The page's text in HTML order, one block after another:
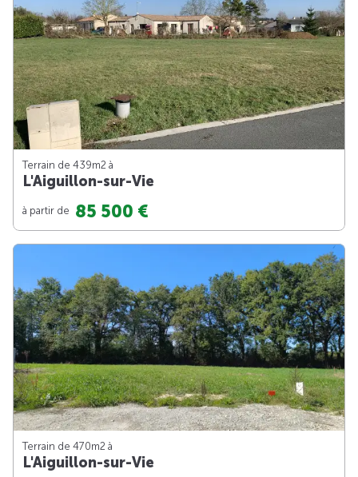
Terrain de 439m2 à
L'Aiguillon-sur-Vie
à partir de 85 500 €
Terrain de 470m2 à
L'Aiguillon-sur-Vie